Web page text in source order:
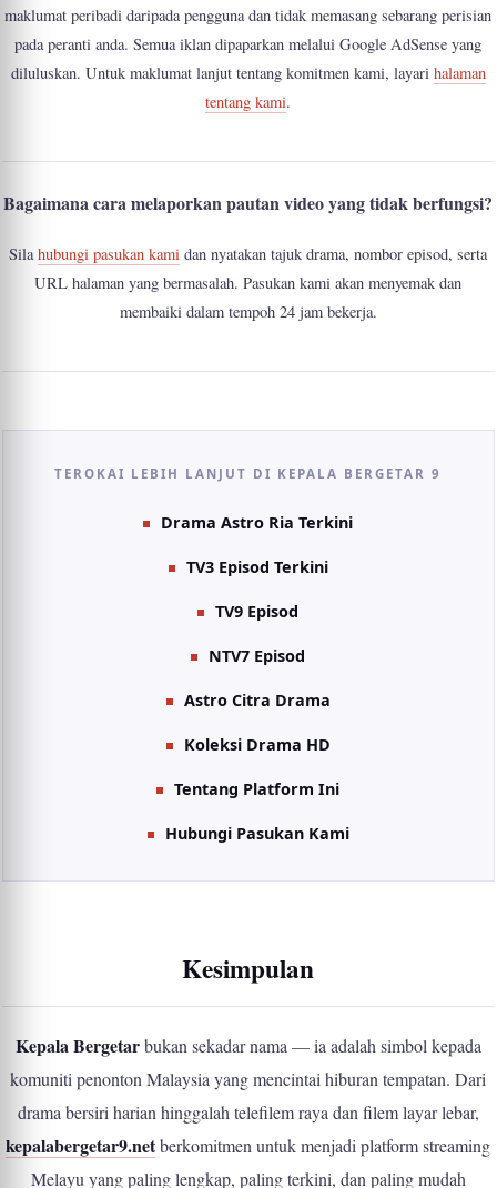
maklumat peribadi daripada pengguna dan tidak memasang sebarang perisian
pada peranti anda. Semua iklan dipaparkan melalui Google AdSense yang
diluluskan. Untuk maklumat lanjut tentang komitmen kami, layari halaman
tentang kami.
Bagaimana cara melaporkan pautan video yang tidak berfungsi?
Silahubungi pasukan kami dan nyatakan tajuk drama, nombor episod, serta
URL halaman yang bermasalah. Pasukan kami akan menyemak dan
membaiki dalam tempoh 24 jam bekerja.
TEROKAI LEBIH LANJUT DI KEPALA BERGETAR 9
Drama Astro Ria Terkini
TV3 Episod Terkini
TV9 Episod
NTV7 Episod
Astro Citra Drama
Koleksi Drama HD
Tentang Platform Ini
Hubungi Pasukan Kami
Kesimpulan
Kepala Bergetarbukan sekadar nama — ia adalah simbol kepada
komuniti penonton Malaysia yang mencintai hiburan tempatan. Dari
drama bersiri harian hinggalah telefilem raya dan filem layar lebar,
kepalabergetar9.netberkomitmen untuk menjadi platform streaming
Melayu yang paling lengkap, paling terkini, dan paling mudah